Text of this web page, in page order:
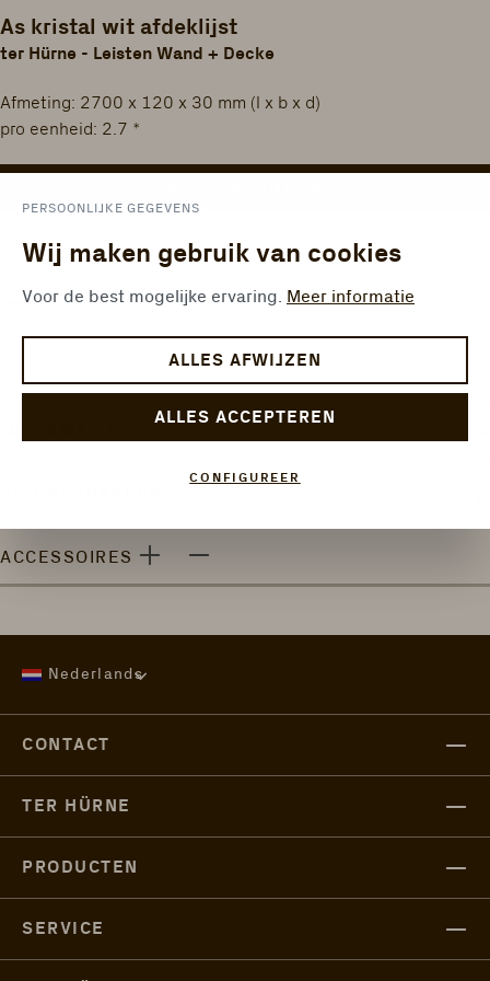
As kristal wit afdeklijst
ter Hürne - Leisten Wand + Decke
Afmeting: 2700 x 120 x 30 mm (l x b x d)
pro eenheid: 2.7 *
OPPERVLAKTECALCULATOR VERGELIJKEN
ACCESSOIRES
Nederlands
CONTACT
TER HÜRNE
PRODUCTEN
SERVICE
PERSOONLIJKE GEGEVENS
Wij maken gebruik van cookies
Voor de best mogelijke ervaring. Meer informatie
ALLES AFWIJZEN
ALLES ACCEPTEREN
CONFIGUREER